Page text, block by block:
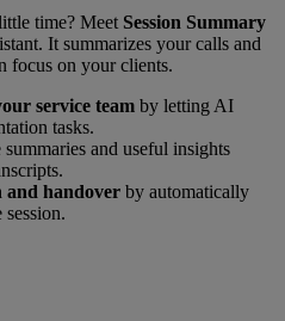
time? Meet Session Summary
It summarizes your calls and
focus on your clients.
service team by letting AI
tasks.
summaries and useful insights
and handover by automatically
session.